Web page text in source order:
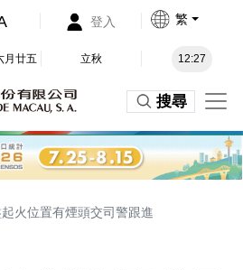
登入 繁
月廿五 立秋 12:27
搜尋
火位置有煙頭交司警跟進